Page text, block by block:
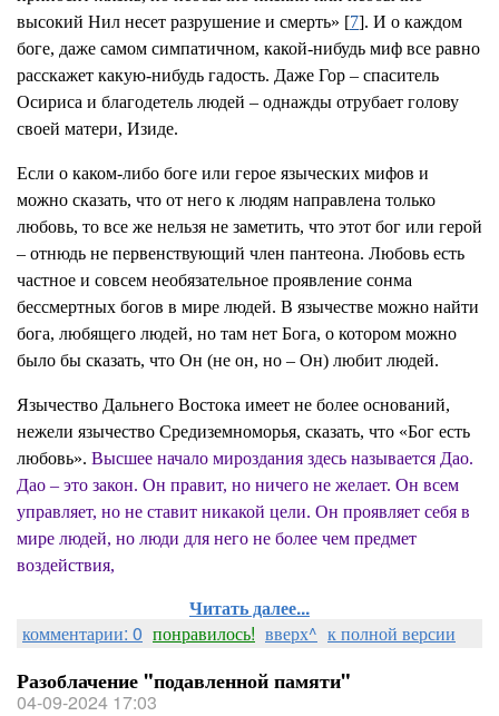
высокий Нил несет разрушение и смерть» [7]. И о каждом
боге, даже самом симпатичном, какой-нибудь миф все равно
расскажет какую-нибудь гадость. Даже Гор – спаситель
Осириса и благодетель людей – однажды отрубает голову
своей матери, Изиде.
Если о каком-либо боге или герое языческих мифов и
можно сказать, что от него к людям направлена только
любовь, то все же нельзя не заметить, что этот бог или герой
– отнюдь не первенствующий член пантеона. Любовь есть
частное и совсем необязательное проявление сонма
бессмертных богов в мире людей. В язычестве можно найти
бога, любящего людей, но там нет Бога, о котором можно
было бы сказать, что Он (не он, но – Он) любит людей.
Язычество Дальнего Востока имеет не более оснований,
нежели язычество Средиземноморья, сказать, что «Бог есть
любовь». Высшее начало мироздания здесь называется Дао.
Дао – это закон. Он правит, но ничего не желает. Он всем
управляет, но не ставит никакой цели. Он проявляет себя в
мире людей, но люди для него не более чем предмет
воздействия,
Читать далее...
комментарии: 0 понравилось! вверх^ к полной версии
Разоблачение "подавленной памяти"
04-09-2024 17:03